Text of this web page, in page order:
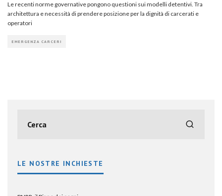
Le recenti norme governative pongono questioni sui modelli detentivi. Tra
architettura e necessità di prendere posizione per la dignità di carcerati e
operatori
EMERGENZA CARCERI
LE NOSTRE INCHIESTE